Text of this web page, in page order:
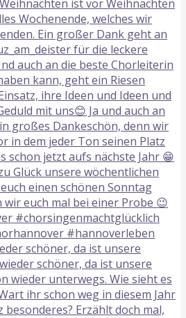
schöner, da ist unsere